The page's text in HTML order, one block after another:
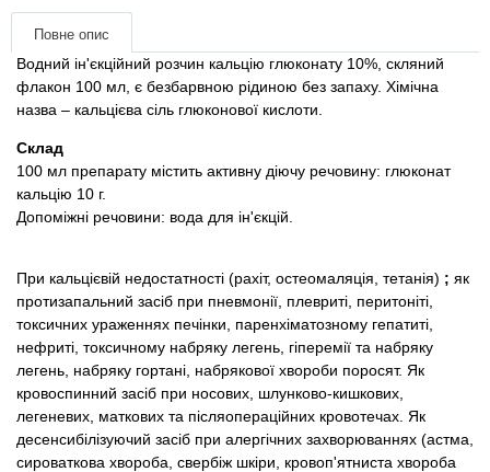
Повне опис
Водний ін'єкційний розчин кальцію глюконату 10%, скляний
флакон 100 мл, є безбарвною рідиною без запаху. Хімічна
назва – кальцієва сіль глюконової кислоти.
Склад
100 мл препарату містить активну діючу речовину: глюконат
кальцію 10 г.
Допоміжні речовини: вода для ін'єкцій.
При кальцієвій недостатності (рахіт, остеомаляція, тетанія) ; як
протизапальний засіб при пневмонії, плевриті, перитоніті,
токсичних ураженнях печінки, паренхіматозному гепатиті,
нефриті, токсичному набряку легень, гіперемії та набряку
легень, набряку гортані, набрякової хвороби поросят. Як
кровоспинний засіб при носових, шлунково-кишкових,
легеневих, маткових та післяопераційних кровотечах. Як
десенсибілізуючий засіб при алергічних захворюваннях (астма,
сироваткова хвороба, свербіж шкіри, кровоп'ятниста хвороба
Подарункові сертифікати
Товари для голубів
Товари для коней
Хозряд - господарчі товари оптом
Популярні зоотоварі
Архів / Знято з виробництва